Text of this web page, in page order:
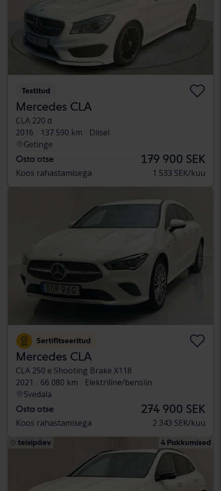
Testitud
Mercedes CLA
CLA 220 d
2016
137 590 km
Diisel
Getinge
Osta otse 179 900 SEK
Koos rahastamisega 1 533 SEK/kuu
Sertifitseeritud
Mercedes CLA
CLA 250 e Shooting Brake X118
2021
66 080 km
Elektriline/bensiin
Svedala
Osta otse 274 900 SEK
Koos rahastamisega 2 343 SEK/kuu
teisipäev 4 Pakkumised